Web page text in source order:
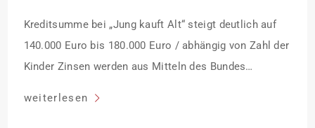
Kreditsumme bei „Jung kauft Alt“ steigt deutlich auf
140.000 Euro bis 180.000 Euro / abhängig von Zahl der
Kinder Zinsen werden aus Mitteln des Bundes
weiterlesen